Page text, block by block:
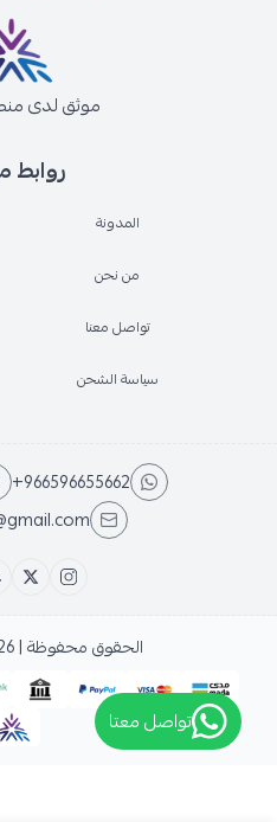
روابط
المدونة
من نحن
تواصل معنا
سياسة الشحن
موثق لدى
+966596655662
الحقوق محفوظة | 2026
تواصل معتا